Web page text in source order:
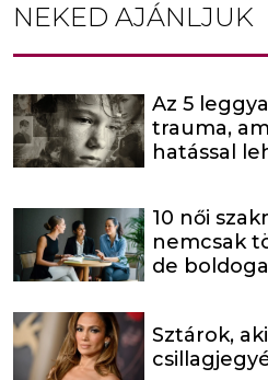
NEKED AJÁNLJUK
Az 5
trauma,
hatással
10 női
nemcsak
de
Sztárok,